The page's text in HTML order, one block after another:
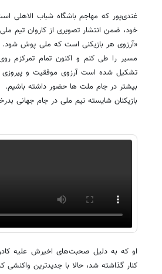
غندی‌پور که مهاجم باشگاه شباب
خود، ضمن انتشار تصویری از کاروان تیم
«آرزوی هر بازیکنی است که ملی پوش شود.
مسیر را طی کنم و اکنون تمام تمرکزم
تشکیل شده است آرزوی موفقیت و پیروزی
بیشتر در جام ملت ها حضور داشته باشیم.
بازیکنان شایسته تیم ملی در جام جهانی
او که به دلیل صحبت‌های اخیرش علیه
کنار گذاشته شد، حالا با جدیدترین